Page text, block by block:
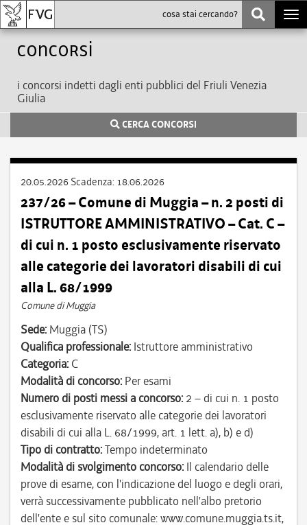
Concorsi
i concorsi indetti dagli enti pubblici del Friuli Venezia
Giulia
CERCA CONCORSI
20.05.2026 Scadenza: 18.06.2026
237/26 – Comune di Muggia – n. 2 posti di
ISTRUTTORE AMMINISTRATIVO – Cat. C –
di cui n. 1 posto esclusivamente riservato
alle categorie dei lavoratori disabili di cui
alla L. 68/1999
Comune di Muggia
Sede: Muggia (TS)
Qualifica professionale: Istruttore amministrativo
Categoria: C
Modalità di concorso: Per esami
Numero di posti messi a concorso: 2 – di cui n. 1 posto
esclusivamente riservato alle categorie dei lavoratori
disabili di cui alla L. 68/1999, art. 1 lett. a), b) e d)
Tipo di contratto:Tempo indeterminato
Modalità di svolgimento concorso: Il calendario delle
prove di esame, con l'indicazione del luogo e degli orari,
verrà successivamente pubblicato nell'albo pretorio
dell'ente e sul sito comunale: www.comune.muggia.ts.it,